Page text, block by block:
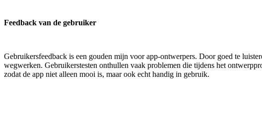
Feedback van de gebruiker
Gebruikersfeedback is een gouden mijn voor app-ontwerpers. Door goed te
wegwerken. Gebruikerstesten onthullen vaak problemen die tijdens het
zodat de app niet alleen mooi is, maar ook echt handig in gebruik.